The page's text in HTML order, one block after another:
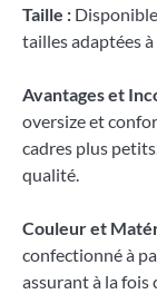
Taille :
tailles adaptées
Avantages et
oversize et
cadres plus
qualité.
Couleur et
confectionné à
assurant à la